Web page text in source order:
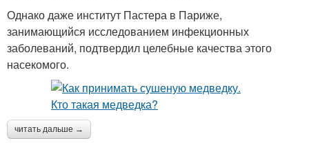
Однако даже институт Пастера в Париже,
занимающийся исследованием инфекционных
заболеваний, подтвердил целебные качества этого
насекомого.
читать дальше →